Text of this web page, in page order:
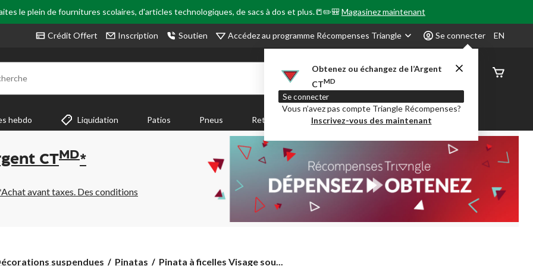
le plein de fournitures scolaires, d'articles technologiques, de sacs à dos et plus.📒✏️🎒Magasinez maintenant
Crédit Offert Inscription Soutien Accédez au programme Récompenses Triangle Se connecter
Obtenez ou échangez de l’Argent
CTMD
Se connecter
Vous n’avez pas compte Triangle Récompenses?
Inscrivez-vous des maintenant
EN
État de
hebdo Liquidation Patios Pneus Retour en Classe Party City Centre-auto
CT MD*
avant taxes. Des conditions
suspendues Pinatas
Pinata
Pinata à ficelles Visage sou...